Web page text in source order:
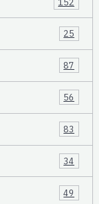
25
87
56
83
34
49